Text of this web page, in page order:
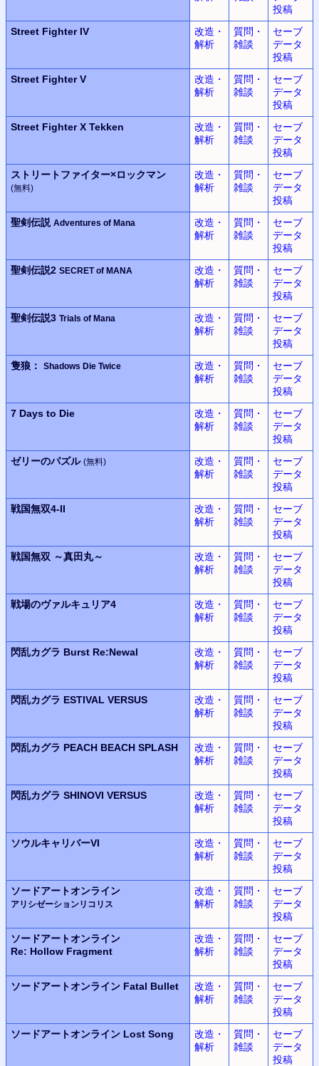
投稿
Street Fighter IV
改造・
解析
質問・
雑談
セーブ
データ
投稿
Street Fighter V
改造・
解析
質問・
雑談
セーブ
データ
投稿
Street Fighter X Tekken
改造・
解析
質問・
雑談
セーブ
データ
投稿
ストリートファイター×ロックマン
(無料)
改造・
解析
質問・
雑談
セーブ
データ
投稿
聖剣伝説 Adventures of Mana
改造・
解析
質問・
雑談
セーブ
データ
投稿
聖剣伝説2 SECRET of MANA
改造・
解析
質問・
雑談
セーブ
データ
投稿
聖剣伝説3 Trials of Mana
改造・
解析
質問・
雑談
セーブ
データ
投稿
隻狼：
Shadows Die Twice
改造・
解析
質問・
雑談
セーブ
データ
投稿
7 Days to Die
改造・
解析
質問・
雑談
セーブ
データ
投稿
ゼリーのパズル (無料)
改造・
解析
質問・
雑談
セーブ
データ
投稿
戦国無双4-II
改造・
解析
質問・
雑談
セーブ
データ
投稿
戦国無双 ～真田丸～
改造・
解析
質問・
雑談
セーブ
データ
投稿
戦場のヴァルキュリア4
改造・
解析
質問・
雑談
セーブ
データ
投稿
閃乱カグラ Burst Re:Newal
改造・
解析
質問・
雑談
セーブ
データ
投稿
閃乱カグラ ESTIVAL VERSUS
改造・
解析
質問・
雑談
セーブ
データ
投稿
閃乱カグラ PEACH BEACH SPLASH
改造・
解析
質問・
雑談
セーブ
データ
投稿
閃乱カグラ SHINOVI VERSUS
改造・
解析
質問・
雑談
セーブ
データ
投稿
ソウルキャリバーVI
改造・
解析
質問・
雑談
セーブ
データ
投稿
ソードアートオンライン
アリシゼーションリコリス
改造・
解析
質問・
雑談
セーブ
データ
投稿
ソードアートオンライン
Re: Hollow Fragment
改造・
解析
質問・
雑談
セーブ
データ
投稿
ソードアートオンライン Fatal Bullet
改造・
解析
質問・
雑談
セーブ
データ
投稿
ソードアートオンライン Lost Song
改造・
解析
質問・
雑談
セーブ
データ
投稿